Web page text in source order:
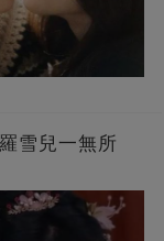
雪兒一無所